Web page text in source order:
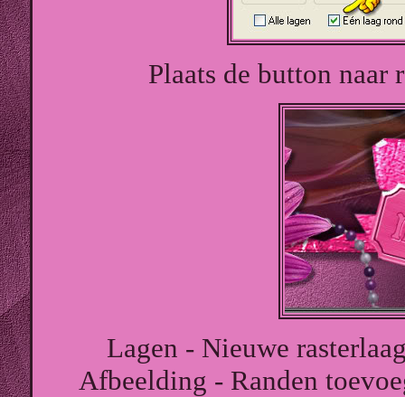
Plaats de button naar
Lagen - Nieuwe
Afbeelding - Randen